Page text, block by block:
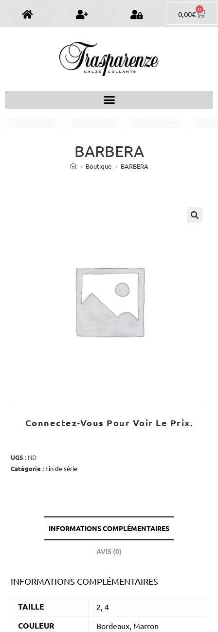
0,00€ 0
BARBERA
> Boutique > BARBERA
Connectez-Vous Pour Voir Le Prix.
UGS : ND
Catégorie : Fin de série
INFORMATIONS COMPLÉMENTAIRES
AVIS (0)
INFORMATIONS COMPLÉMENTAIRES
TAILLE 2, 4
COULEUR Bordeaux, Marron